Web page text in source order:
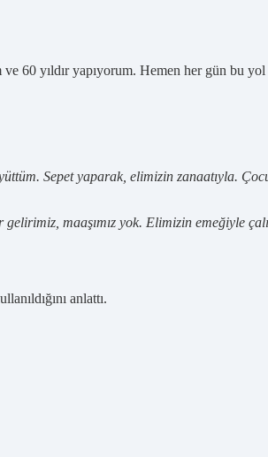
60 yıldır yapıyorum. Hemen her gün bu yol
Sepet yaparak, elimizin zanaatıyla.
maaşımız yok. Elimizin emeğiyle
anlattı.